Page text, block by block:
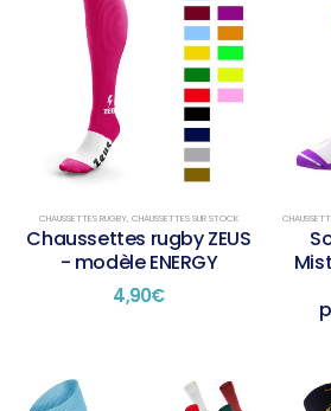
CHAUSSETTES RUGBY, CHAUSSETTES SUR STOCK
Chaussettes rugby ZEUS
- modèle ENERGY
4,90€